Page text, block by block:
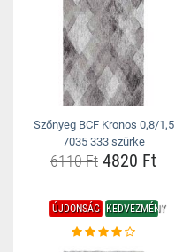
Szőnyeg BCF Kronos 0,8/1,5
7035 333 szürke
6110 Ft 4820 Ft
ÚJDONSÁG KEDVEZMÉNY